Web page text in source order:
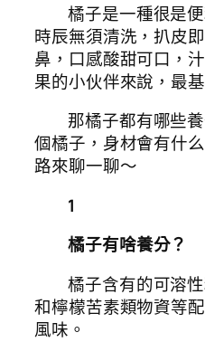
橘子是一種很是
時辰無須清洗，扒皮
鼻，口感酸甜可口，
果的小伙伴來說，最
那橘子都有哪些
個橘子，身材會有什
路來聊一聊～
1
橘子有啥養分？
橘子含有的可溶
和檸檬苦素類物資等
風味。